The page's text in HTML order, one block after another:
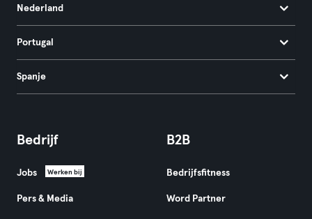
Nederland
Portugal
Spanje
Bedrijf
Jobs Werken bij
Pers & Media
B2B
Bedrijfsfitness
Word Partner